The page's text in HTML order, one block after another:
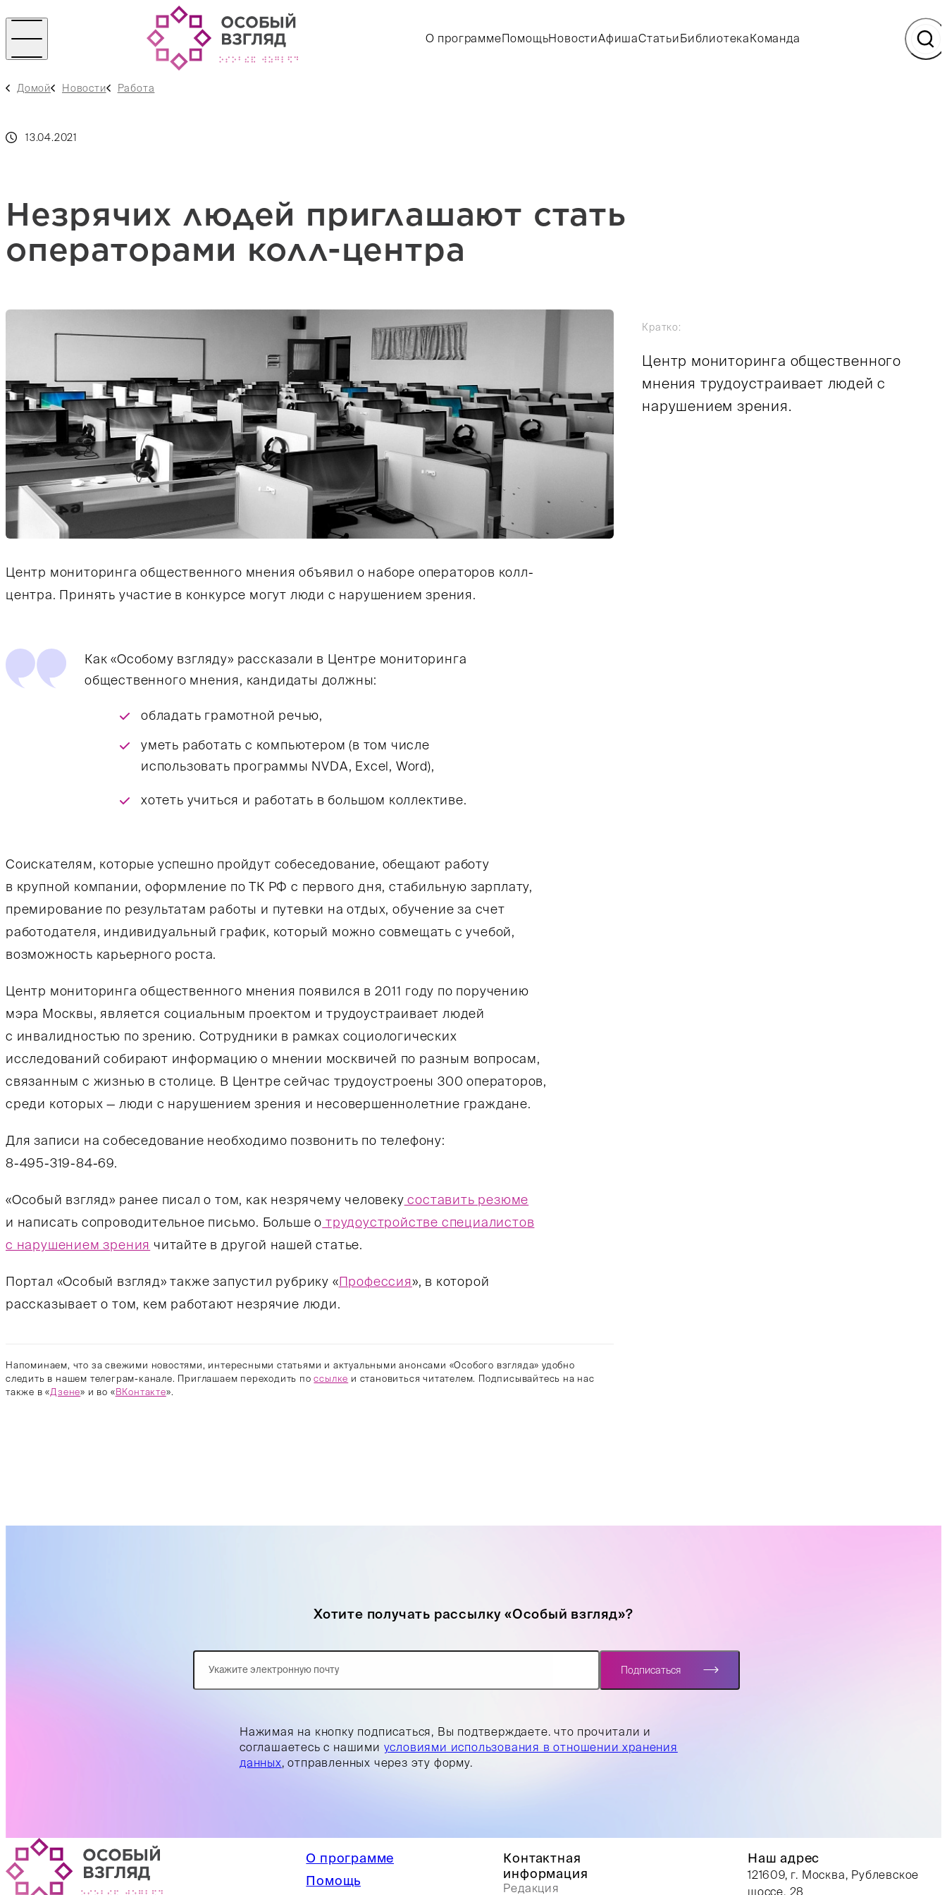
О программеПомощьНовостиАфишаСтатьиБиблиотекаКоманда
Домой Новости Работа
13.04.2021
Незрячих людей приглашают стать
операторами колл-центра
Кратко:
Центр мониторинга общественного
мнения трудоустраивает людей с
нарушением зрения.
Центр мониторинга общественного мнения объявил о наборе операторов колл-
центра. Принять участие в конкурсе могут люди с нарушением зрения.
Как «Особому взгляду» рассказали в Центре мониторинга
общественного мнения, кандидаты должны:
обладать грамотной речью,
уметь работать с компьютером (в том числе
использовать программы NVDA, Excel, Word),
хотеть учиться и работать в большом коллективе.
Соискателям, которые успешно пройдут собеседование, обещают работу
в крупной компании, оформление по ТК РФ с первого дня, стабильную зарплату,
премирование по результатам работы и путевки на отдых, обучение за счет
работодателя, индивидуальный график, который можно совмещать с учебой,
возможность карьерного роста.
Центр мониторинга общественного мнения появился в 2011 году по поручению
мэра Москвы, является социальным проектом и трудоустраивает людей
с инвалидностью по зрению. Сотрудники в рамках социологических
исследований собирают информацию о мнении москвичей по разным вопросам,
связанным с жизнью в столице. В Центре сейчас трудоустроены 300 операторов,
среди которых — люди с нарушением зрения и несовершеннолетние граждане.
Для записи на собеседование необходимо позвонить по телефону:
8-495-319-84-69.
«Особый взгляд» ранее писал о том, как незрячему человеку составить резюме
и написать сопроводительное письмо. Больше о трудоустройстве специалистов
с нарушением зрения читайте в другой нашей статье.
Портал «Особый взгляд» также запустил рубрику «Профессия», в которой
рассказывает о том, кем работают незрячие люди.
Напоминаем, что за свежими новостями, интересными статьями и актуальными анонсами «Особого взгляда» удобно
следить в нашем телеграм-канале. Приглашаем переходить поссылке и становиться читателем. Подписывайтесь на нас
также в «Дзене» и во « ВКонтакте».
Хотите получать рассылку «Особый взгляд»?
Нажимая на кнопку подписаться, Вы подтверждаете. что прочитали и
соглашаетесь с нашими условиями использования в отношении хранения
данных , отправленных через эту форму.
Подписаться
О программе
Помощь
Контактная
информация
Редакция
Наш адрес
121609, г. Москва, Рублевское
шоссе, 28